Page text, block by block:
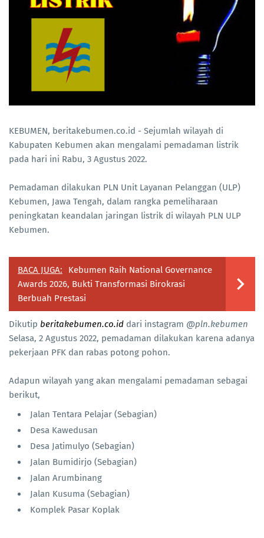
KEBUMEN, beritakebumen.co.id - Sejumlah wilayah di
Kabupaten Kebumen akan mengalami pemadaman listrik
pada hari ini Rabu, 3 Agustus 2022.
Pemadaman dilakukan PLN Unit Layanan Pelanggan (ULP)
Kebumen, Jawa Tengah, dalam rangka pemeliharaan
peningkatan keandalan jaringan listrik di wilayah PLN ULP
Kebumen.
BACA JUGA:
Kebumen Raih National Governance
Awards 2026, Bukti Transformasi Birokrasi
Berbuah Prestasi
Dikutip beritakebumen.co.id dari instagram @pln.kebumen
Selasa, 2 Agustus 2022, pemadaman dilakukan karena adanya
pekerjaan PFK dan rabas potong pohon.
Adapun wilayah yang akan mengalami pemadaman sebagai
berikut,
Jalan Tentara Pelajar (Sebagian)
Desa Kawedusan
Desa Jatimulyo (Sebagian)
Jalan Bumidirjo (Sebagian)
Jalan Arumbinang
Jalan Kusuma (Sebagian)
Komplek Pasar Koplak